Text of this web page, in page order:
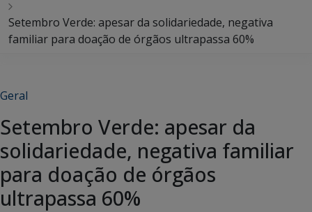
Setembro Verde: apesar da solidariedade, negativa
familiar para doação de órgãos ultrapassa 60%
Geral
Setembro Verde: apesar da
solidariedade, negativa familiar
para doação de órgãos
ultrapassa 60%